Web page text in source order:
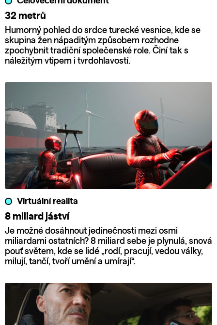
32 metrů
Humorný pohled do srdce turecké vesnice, kde se
skupina žen nápaditým způsobem rozhodne
zpochybnit tradiční společenské role. Činí tak s
náležitým vtipem i tvrdohlavostí.
Virtuální realita
8 miliard jáství
Je možné dosáhnout jedinečnosti mezi osmi
miliardami ostatních? 8 miliard sebe je plynulá, snová
pouť světem, kde se lidé „rodí, pracují, vedou války,
milují, tančí, tvoří umění a umírají“.